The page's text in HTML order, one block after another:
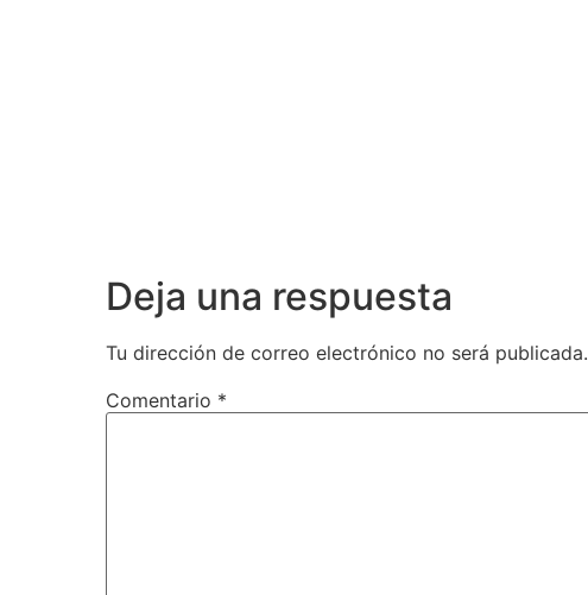
Deja una respuesta
Tu dirección de correo electrónico no será publicada.
Comentario *